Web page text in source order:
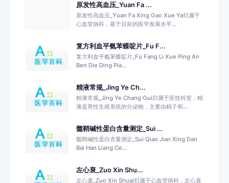
原发性高血压_Yuan Fa ...
原发性高血压_Yuan Fa Xing Gao Xue Ya归属于
心血管病科，基于目前的医学发展水平...
复方利血平氨苯蝶啶片_Fu F...
复方利血平氨苯蝶啶片_Fu Fang Li Xue Ping An
Ben Die Ding Pia...
精液常规_Jing Ye Ch...
精液常规_Jing Ye Chang Gui归属于医技科室，精
液是男性生殖系统的分泌物，主要由精子和...
髓鞘碱性蛋白含量测定_Sui ...
髓鞘碱性蛋白含量测定_Sui Qiao Jian Xing Dan
Bai Han Liang Ce...
左心衰_Zuo Xin Shu...
左心衰_Zuo Xin Shuai归属于心血管病科，左心衰